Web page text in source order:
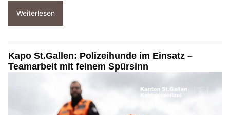
Weiterlesen
Kapo St.Gallen: Polizeihunde im Einsatz –
Teamarbeit mit feinem Spürsinn